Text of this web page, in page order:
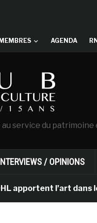
MEMBRES AGENDA
service du patrimoine
/ OPINIONS
l’art dans les